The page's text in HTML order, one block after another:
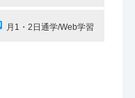
月1・2日通学/Web学習